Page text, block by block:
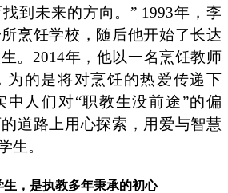
到未来的方向。” 1993年，李
烹饪学校，随后他开始了长达
。2014年，他以一名烹饪教师
为的是将对烹饪的热爱传递下
中人们对“职教生没前途”的偏
道路上用心探索，用爱与智慧
生。
生，是执教多年秉承的初心